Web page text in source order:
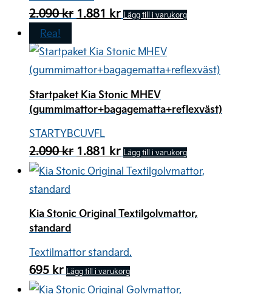
2.090kr Det
var:
2.090 kr.
1.881 krDet
är:
1.881 kr.
Lägg till i varukorg
Rea!
Startpaket Kia Stonic MHEV
(gummimattor+bagagematta+reflexväst)
STARTYBCUVFL
2.090kr Det
ursprungliga
priset
2.090 kr.
1.881 krDet
nuvarande
priset
1.881 kr.
Lägg till i varukorg
Kia Stonic Original Textilgolvmattor,
standard
Textilmattor standard.
695 kr Lägg till i varukorg